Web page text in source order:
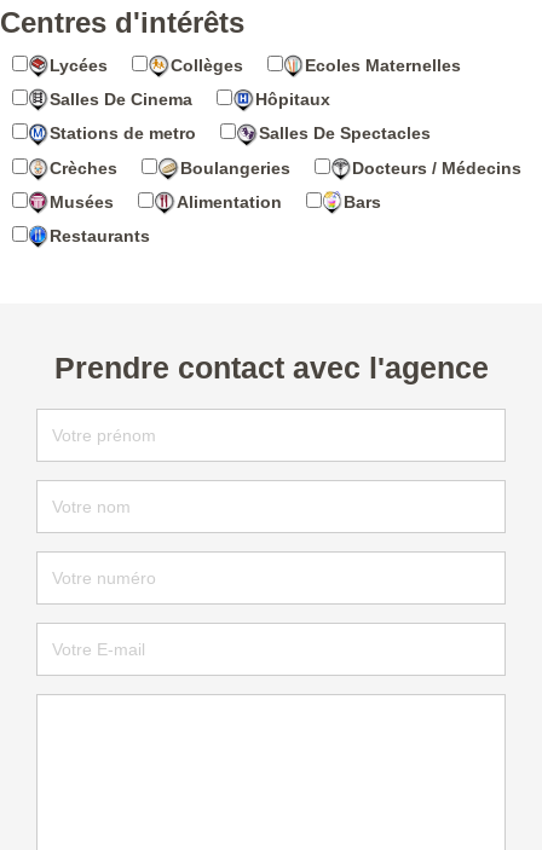
Centres d'intérêts
Lycées Collèges
Ecoles Maternelles
Salles De Cinema
Hôpitaux
Stations de metro
Salles De Spectacles
Crèches
Boulangeries
Docteurs / Médecins
Musées
Alimentation
Bars
Restaurants
Prendre contact avec l'agence